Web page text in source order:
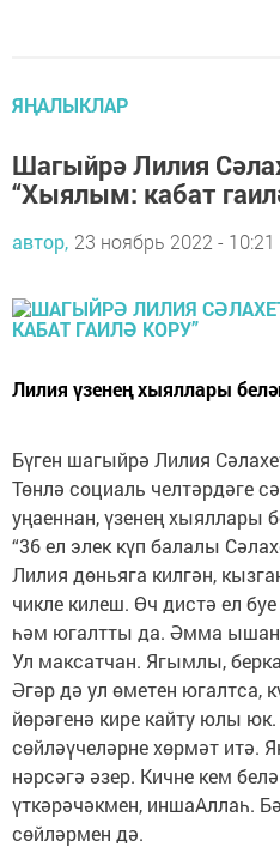
ЯҢАЛЫКЛАР
Шагыйрә Лилия
“Хыялым: кабат
автор, 23 ноябрь 2022 - 10:21
Лилия үзенең хыяллары
Бүген шагыйрә Лилия
Төнлә социаль челтәрдәге
уңаеннан, үзенең хыяллары
“36 ел элек күп балалы
Лилия дөньяга килгән,
чикле килеш. Өч дистә ел
һәм югалтты да. Әмма
Ул максатчан. Ягымлы,
Әгәр дә ул өметен югалтса,
йөрәгенә кире кайту юлы
сөйләүчеләрне хөрмәт итә.
нәрсәгә әзер. Кичне кем
үткәрәчәкмен, иншаАллаһ.
сөйләрмен дә.